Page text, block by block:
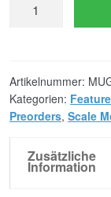
Mugen
Armored
Battalion
Dorvack
Model
Artikelnummer:
Kategorien:
Preorders, Scale
Zusätzliche
Information